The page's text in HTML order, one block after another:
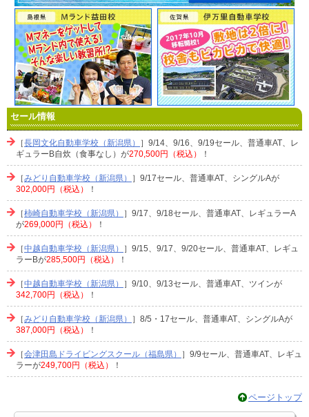
セール情報
［長岡文化自動車学校（新潟県）
］9/14、9/16、9/19セール、普通車AT、レ
ギュラーB自炊（食事なし）が270,500円（税込） ！
［みどり自動車学校（新潟県）
］9/17セール、普通車AT、シングルAが
302,000円（税込）
！
［柿崎自動車学校（新潟県）
］9/17、9/18セール、普通車AT、レギュラーA
が269,000円（税込） ！
［中越自動車学校（新潟県）
］9/15、9/17、9/20セール、普通車AT、レギュ
ラーBが285,500円（税込） ！
［中越自動車学校（新潟県）
］9/10、9/13セール、普通車AT、ツインが
342,700円（税込）
！
［みどり自動車学校（新潟県）
］8/5・17セール、普通車AT、シングルAが
387,000円（税込）
！
［会津田島ドライビングスクール（福島県）
］9/9セール、普通車AT、レギュ
ラーが249,700円（税込） ！
ページトップ